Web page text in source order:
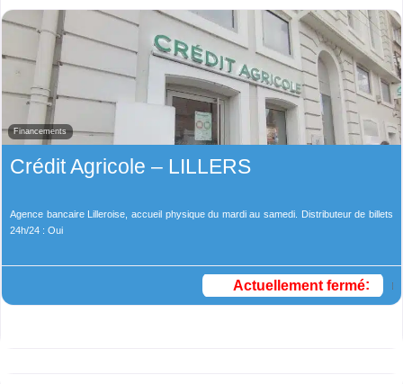
Financements
Crédit Agricole – LILLERS
Agence bancaire Lilleroise, accueil physique du mardi au samedi. Distributeur de billets
24h/24 : Oui
Actuellement fermé: